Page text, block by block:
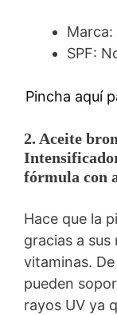
Marca:
SPF:
Pincha aquí
2. Aceite
fórmula con
Hace que la
gracias a
vitaminas.
pueden
rayos UV ya